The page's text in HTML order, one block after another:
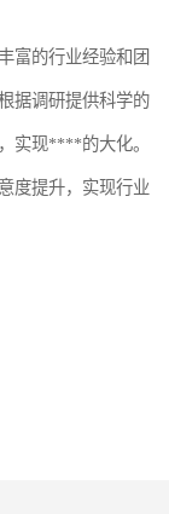
富的行业经验和团
据调研提供科学的
实现****的大化。
度提升，实现行业